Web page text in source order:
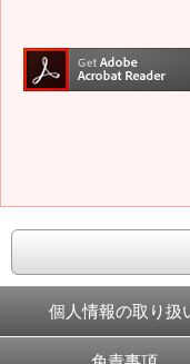
個人情報の取り扱